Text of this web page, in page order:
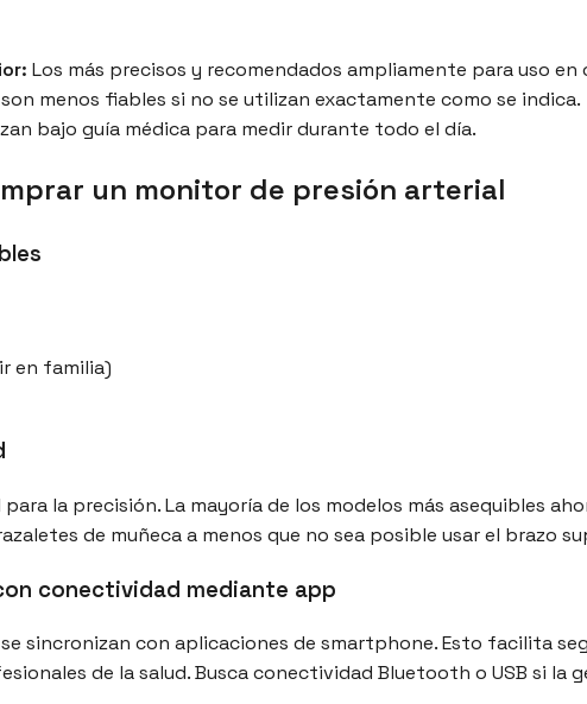
Los más precisos y recomendados ampliamente para uso en
menos fiables si no se utilizan exactamente como se indica.
bajo guía médica para medir durante todo el día.
un monitor de presión arterial
en familia)
la precisión. La mayoría de los modelos más asequibles
de muñeca a menos que no sea posible usar el brazo
conectividad mediante app
sincronizan con aplicaciones de smartphone. Esto facilita
de la salud. Busca conectividad Bluetooth o USB si la